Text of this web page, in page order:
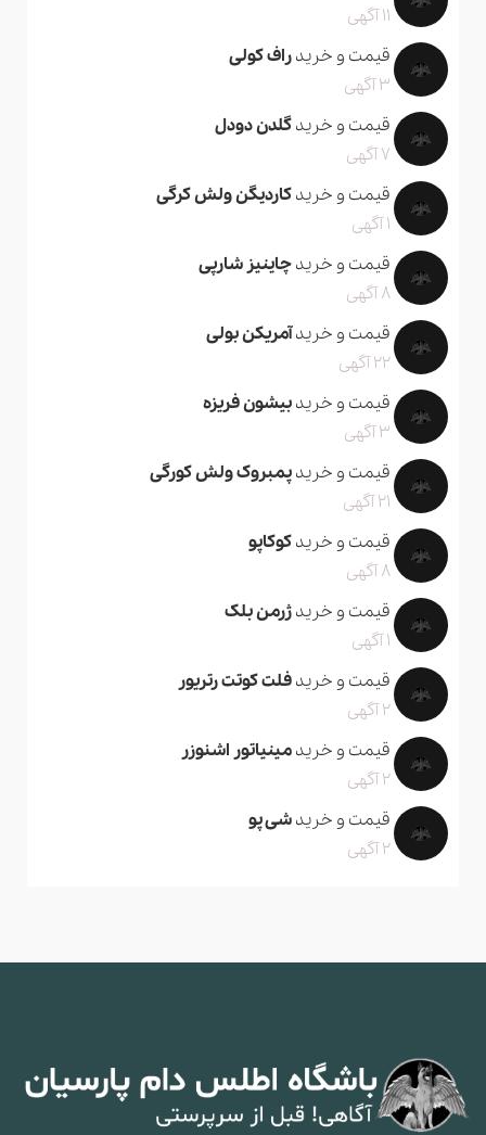
11 آگهی
قیمت و خریدراف کولی
3 آگهی
قیمت و خریدگلدن دودل
7 آگهی
قیمت و خریدکاردیگن ولش کرگی
1 آگهی
قیمت و خریدچاینیز شارپی
8 آگهی
قیمت و خریدآمریکن بولی
22 آگهی
قیمت و خریدبیشون فریزه
3 آگهی
قیمت و خریدپمبروک ولش کورگی
21 آگهی
قیمت و خریدکوکاپو
8 آگهی
قیمت و خریدژرمن بلک
1 آگهی
قیمت و خریدفلت کوتت رتریور
2 آگهی
قیمت و خریدمینیاتور اشنوزر
2 آگهی
قیمت و خریدشی پو
2 آگهی